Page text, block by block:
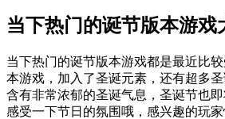
当下热门的诞节版本游戏
当下热门的诞节版本游戏都是最近比
本游戏，加入了圣诞元素，还有超多圣
含有非常浓郁的圣诞气息，圣诞节也
感受一下节日的氛围哦，感兴趣的玩家